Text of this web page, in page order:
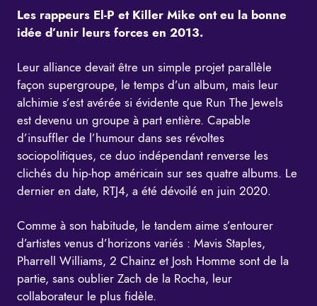
Les rappeurs El-P et Killer Mike ont eu la bonne
idée d’unir leurs forces en 2013.
Leur alliance devait être un simple projet parallèle
façon supergroupe, le temps d’un album, mais leur
alchimie s’est avérée si évidente que Run The Jewels
est devenu un groupe à part entière. Capable
d’insuffler de l’humour dans ses révoltes
sociopolitiques, ce duo indépendant renverse les
clichés du hip-hop américain sur ses quatre albums. Le
dernier en date, RTJ4, a été dévoilé en juin 2020.
Comme à son habitude, le tandem aime s’entourer
d’artistes venus d’horizons variés : Mavis Staples,
Pharrell Williams, 2 Chainz et Josh Homme sont de la
partie, sans oublier Zach de la Rocha, leur
collaborateur le plus fidèle.